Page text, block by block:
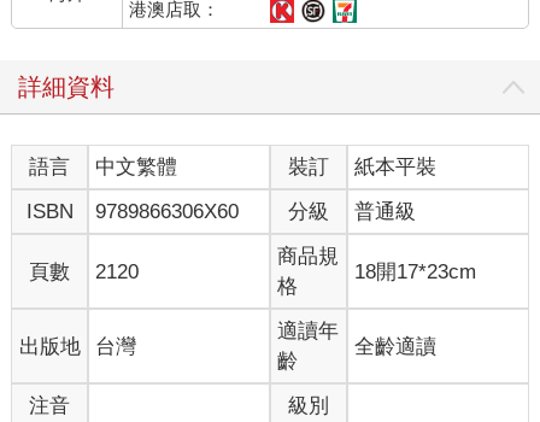
港澳店取：
詳細資料
語言 中文繁體 裝訂
紙本平裝
ISBN
9789866306X60 分級 普通級
頁數 2120
商品規
格
18開17*23cm
出版地 台灣
適讀年
齡
全齡適讀
注音 級別